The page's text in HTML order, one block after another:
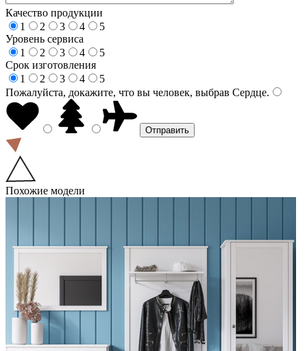
Качество продукции
1
2 3 4
5
Уровень сервиса
1
2 3 4
5
Срок изготовления
1
2 3 4
5
Пожалуйста, докажите, что вы человек, выбрав Сердце.
Похожие модели